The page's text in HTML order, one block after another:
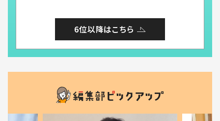
6位以降はこちら